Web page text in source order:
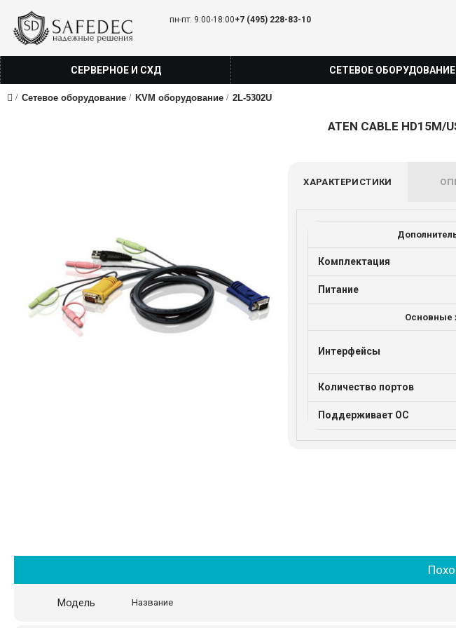
пн-пт: 9:00-18:00+7 (495) 228-83-10
СЕРВЕРНОЕ И СХД СЕТЕВОЕ ОБОРУДОВАНИЕ
Сетевое оборудование KVM оборудование 2L-5302U
ATEN CABLE HD15M/
ХАРАКТЕРИСТИКИ
Комплектация
Питание
Основные
Интерфейсы
Количество портов
Поддерживает ОС
Название
Модель